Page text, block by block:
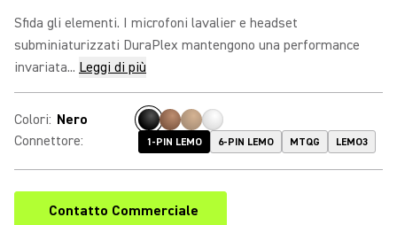
Sfida gli elementi. I microfoni lavalier e headset
subminiaturizzati DuraPlex mantengono una performance
invariata... Leggi di più
Colori: Nero
Connettore: 1-PIN LEMO 6-PIN LEMO MTQG LEMO3
Contatto Commerciale